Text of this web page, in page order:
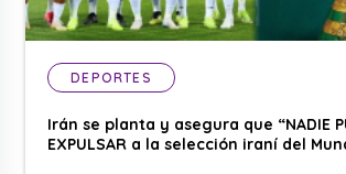
DEPORTES
Irán se planta y asegura que “NADIE
EXPULSAR a la selección iraní del